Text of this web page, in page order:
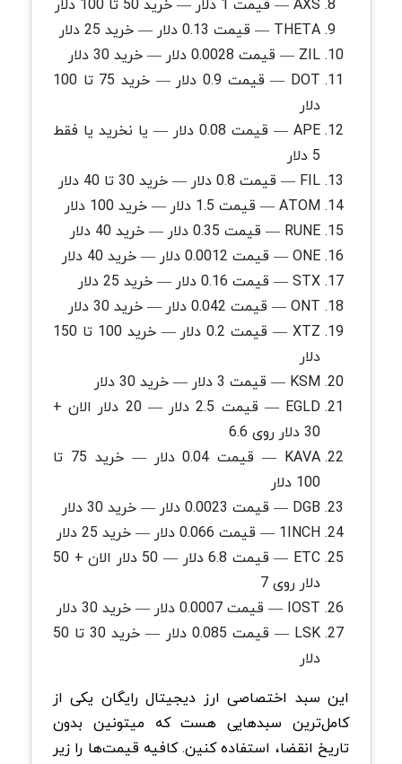
THETA — قیمت 0.13 دلار — خرید 25 دلار
ZIL — قیمت 0.0028 دلار — خرید 30 دلار
DOT — قیمت 0.9 دلار — خرید 75 تا 100
دلار
APE — قیمت 0.08 دلار — یا نخرید یا فقط
5 دلار
FIL — قیمت 0.8 دلار — خرید 30 تا 40 دلار
ATOM — قیمت 1.5 دلار — خرید 100 دلار
RUNE — قیمت 0.35 دلار — خرید 40 دلار
ONE — قیمت 0.0012 دلار — خرید 40 دلار
STX — قیمت 0.16 دلار — خرید 25 دلار
ONT — قیمت 0.042 دلار — خرید 30 دلار
XTZ — قیمت 0.2 دلار — خرید 100 تا 150
دلار
KSM — قیمت 3 دلار — خرید 30 دلار
EGLD — قیمت 2.5 دلار — 20 دلار الان +
30 دلار روی 6.6
KAVA — قیمت 0.04 دلار — خرید 75 تا
100 دلار
DGB — قیمت 0.0023 دلار — خرید 30 دلار
1INCH — قیمت 0.066 دلار — خرید 25 دلار
ETC — قیمت 6.8 دلار — 50 دلار الان + 50
دلار روی 7
IOST — قیمت 0.0007 دلار — خرید 30 دلار
LSK — قیمت 0.085 دلار — خرید 30 تا 50
دلار
این سبد اختصاصی ارز دیجیتال رایگان یکی از
کامل‌ترین سبدهایی هست که میتونین بدون
تاریخ انقضا، استفاده کنین. کافیه قیمت‌ها را زیر